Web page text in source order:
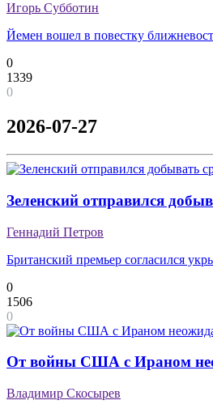
Игорь Субботин
Йемен вошел в повестку
0
1339
0
2026-07-27
Зеленский отправился
Геннадий Петров
Британский премьер согласился
0
1506
0
От войны США с Ираном
Владимир Скосырев